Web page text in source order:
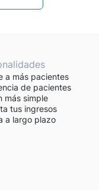
a más pacientes
de pacientes
más simple
tus ingresos
a largo plazo